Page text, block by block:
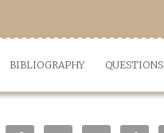
BIBLIOGRAPHY QUESTIONS